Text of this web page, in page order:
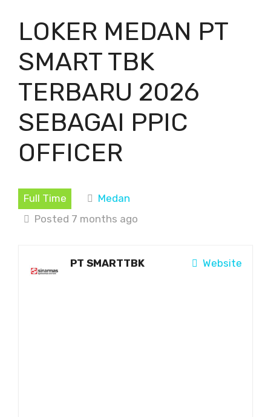
LOKER MEDAN PT
SMART TBK
TERBARU 2026
SEBAGAI PPIC
OFFICER
Full Time
Medan
Posted 7 months ago
Website
PT SMARTTBK